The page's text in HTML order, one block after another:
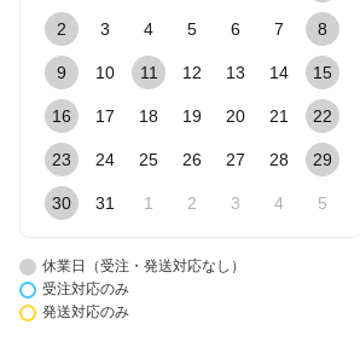
2 3 4 5 6 7 8
9 10 11 12 13 14 15
16 17 18 19 20 21 22
23 24 25 26 27 28 29
30 31 1 2 3 4 5
休業日（受注・発送対応なし）
受注対応のみ
発送対応のみ